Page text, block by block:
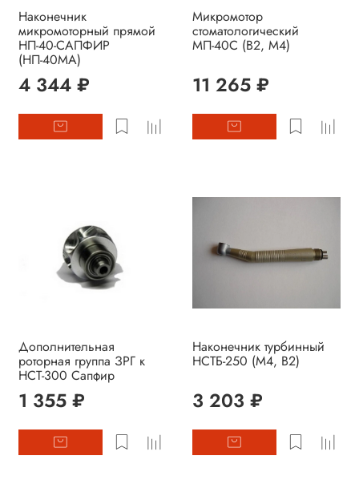
Наконечник
микромоторный прямой
НП-40-САПФИР
(НП-40МА)
4 344 ₽
Микромотор
стоматологический
МП-40С (В2, М4)
11 265 ₽
Дополнительная
роторная группа ЗРГ к
НСТ-300 Сапфир
1 355 ₽
Наконечник турбинный
НСТБ-250 (М4, В2)
3 203 ₽